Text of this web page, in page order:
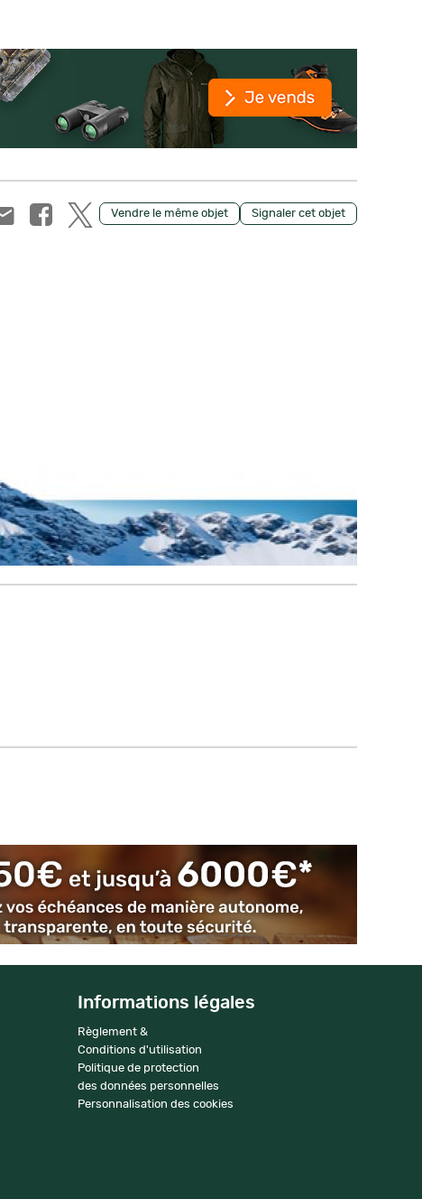
Vendre le même objet Signaler cet objet
Informations légales
Règlement &
Conditions d'utilisation
Politique de protection
des données personnelles
Personnalisation des cookies